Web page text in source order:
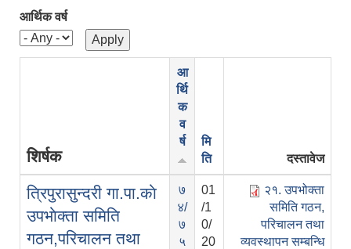
आर्थिक वर्ष
शिर्षक
आ
र्थि
क
व
र्ष
मि
ति
दस्तावेज
त्रिपुरासुन्दरी गा.पा.काे
उपभाेक्ता समिति
गठन,परिचालन तथा
७
४/
७
५
01
/1
0/
20
२१. उपभोक्ता
समिति गठन,
परिचालन तथा
व्यवस्थापन सम्बन्धि